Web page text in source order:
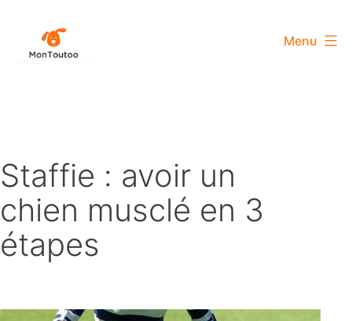
Menu
Staffie : avoir un
chien musclé en 3
étapes